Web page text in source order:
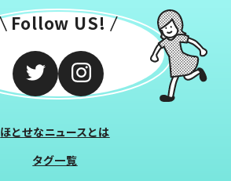
Follow US!
ほとせなニュースとは
タグ一覧